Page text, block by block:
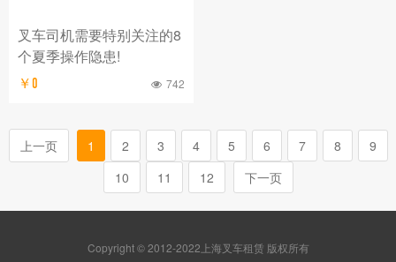
叉车司机需要特别关注的8
个夏季操作隐患!
￥0 742
上一页 1 2 3 4 5 6 7 8
9
10
11 12 下一页
Copyright © 2012-2022上海叉车租赁 版权所有